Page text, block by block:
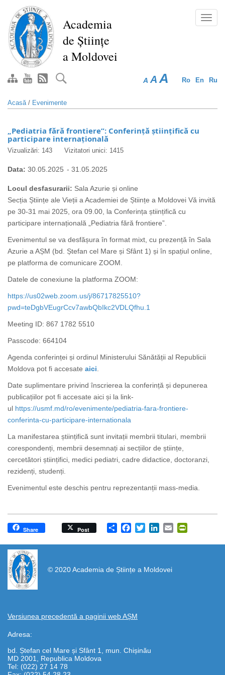
conţinutul
principal
Academia
de Științe
a Moldovei
Ro En Ru
A A A
Acasă/ Evenimente
„Pediatria fără frontiere”: Conferință științifică cu
participare internațională
Vizualizări: 143 Vizitatori unici: 1415
Data: 30.05.2025 - 31.05.2025
Locul desfasurarii: Sala Azurie și online
Secția Științe ale Vieții a Academiei de Științe a Moldovei Vă invită
pe 30-31 mai 2025, ora 09.00, la Conferința științifică cu
participare internațională „Pediatria fără frontiere”.
Evenimentul se va desfășura în format mixt, cu prezență în Sala
Azurie a AȘM (bd. Ștefan cel Mare și Sfânt 1) și în spațiul online,
pe platforma de comunicare ZOOM.
Datele de conexiune la platforma ZOOM:
https://us02web.zoom.us/j/86717825510?
pwd=teDgbVEugrCcv7awbQbIkc2VDLQfhu.1
Meeting ID: 867 1782 5510
Passcode: 664104
Agenda conferinței și ordinul Ministerului Sănătății al Republicii
Moldova pot fi accesate aici
Date suplimentare privind înscrierea la conferință și depunerea
publicațiilor pot fi accesate aici și la link-
ul https://usmf.md/ro/evenimente/pediatria-fara-frontiere-
conferinta-cu-participare-internationala
La manifestarea științifică sunt invitații membrii titulari, membrii
corespondenți, membrii desemnați ai secțiilor de științe,
cercetători științifici, medici pediatri, cadre didactice, doctoranzi,
rezidenți, studenți.
Evenimentul este deschis pentru reprezentanții mass-media.
Share
Share Post Facebook
TwitterLinkedIn
Email
© 2020 Academia de Științe a Moldovei
Versiunea precedentă a paginii web AȘM
Adresa:
bd. Ștefan cel Mare și Sfânt 1, mun. Chișinău
MD 2001, Republica Moldova
Tel: (022) 27 14 78
https://propletenie.ru/